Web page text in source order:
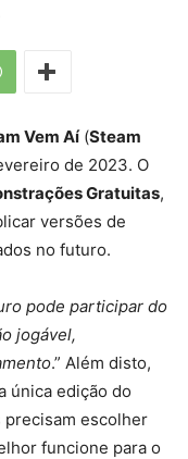
Vem Aí(Steam
de 2023. O
Gratuitas,
versões de
no futuro.
pode participar do
jogável,
.” Além disto,
única edição do
precisam escolher
funcione para o